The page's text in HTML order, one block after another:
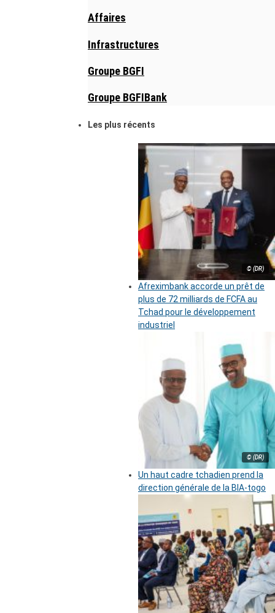
Affaires
Infrastructures
Groupe BGFI
Groupe BGFIBank
Les plus récents
© (DR)
Afreximbank accorde un prêt de
plus de 72 milliards de FCFA au
Tchad pour le développement
industriel
© (DR)
Un haut cadre tchadien prend la
direction générale de la BIA-togo